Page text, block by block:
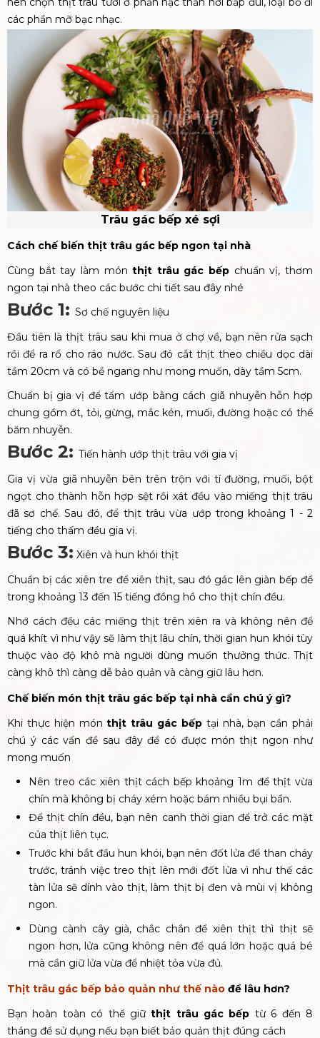
các phần mỡ bạc nhạc.
Trâu gác bếp xé sợi
Cách chế biến thịt trâu gác bếp ngon tại nhà
Cùng bắt tay làm món thịt trâu gác bếp chuẩn vị, thơm
ngon tại nhà theo các bước chi tiết sau đây nhé
Bước 1: Sơ chế nguyên liệu
Đầu tiên là thịt trâu sau khi mua ở chợ về, bạn nên rửa sạch
rồi để ra rổ cho ráo nước. Sau đó cắt thịt theo chiều dọc dài
tầm 20cm và có bề ngang như mong muốn, dày tầm 5cm.
Chuẩn bị gia vị để tẩm ướp bằng cách giã nhuyễn hỗn hợp
chung gồm ớt, tỏi, gừng, mắc kén, muối, đường hoặc có thể
băm nhuyễn.
Bước 2: Tiến hành ướp thịt trâu với gia vị
Gia vị vừa giã nhuyễn bên trên trộn với tí đường, muối, bột
ngọt cho thành hỗn hợp sệt rồi xát đều vào miếng thịt trâu
đã sơ chế. Sau đó, để thịt trâu vừa ướp trong khoảng 1 - 2
tiếng cho thấm đều gia vị.
Bước 3: Xiên và hun khói thịt
Chuẩn bị các xiên tre để xiên thịt, sau đó gác lên giàn bếp để
trong khoảng 13 đến 15 tiếng đồng hồ cho thịt chín đều.
Nhớ cách đều các miếng thịt trên xiên ra và không nên để
quá khít vì như vậy sẽ làm thịt lâu chín, thời gian hun khói tùy
thuộc vào độ khô mà người dùng muốn thưởng thức. Thịt
càng khô thì càng dễ bảo quản và càng giữ lâu hơn.
Chế biến món thịt trâu gác bếp tại nhà cần chú ý gì?
Khi thực hiện mónthịt trâu gác bếp tại nhà, bạn cần phải
chú ý các vấn đề sau đây để có được món thịt ngon như
mong muốn
Nên treo các xiên thịt cách bếp khoảng 1m để thịt vừa
chín mà không bị cháy xém hoặc bám nhiều bụi bẩn.
Để thịt chín đều, bạn nên canh thời gian để trở các mặt
của thịt liên tục.
Trước khi bắt đầu hun khói, bạn nên đốt lửa để than cháy
trước, tránh việc treo thịt lên mới đốt lửa vì như thế các
tàn lửa sẽ dính vào thịt, làm thịt bị đen và mùi vị không
ngon.
Dùng cành cây già, chắc chắn để xiên thịt thì thịt sẽ
ngon hơn, lửa cũng không nên để quá lớn hoặc quá bé
mà cần giữ lửa vừa để nhiệt tỏa vừa đủ.
Thịt trâu gác bếp bảo quản như thế nào để lâu hơn?
Bạn hoàn toàn có thể giữthịt trâu gác bếp từ 6 đến 8
tháng để sử dụng nếu bạn biết bảo quản thịt đúng cách